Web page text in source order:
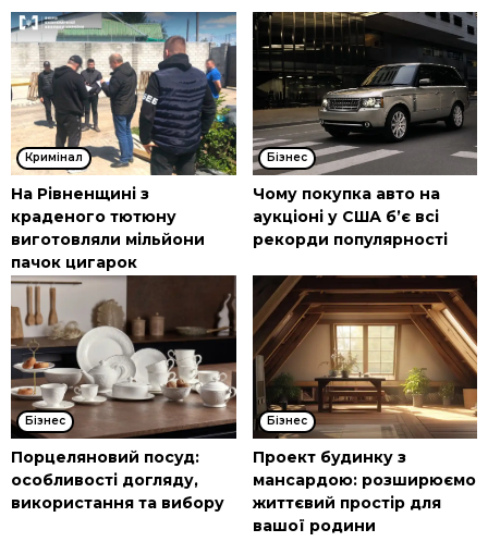
Кримінал
На Рівненщині з
краденого тютюну
виготовляли мільйони
пачок цигарок
Бізнес
Чому покупка авто на
аукціоні у США б’є всі
рекорди популярності
Бізнес
Порцеляновий посуд:
особливості догляду,
використання та вибору
Бізнес
Проект будинку з
мансардою: розширюємо
життєвий простір для
вашої родини